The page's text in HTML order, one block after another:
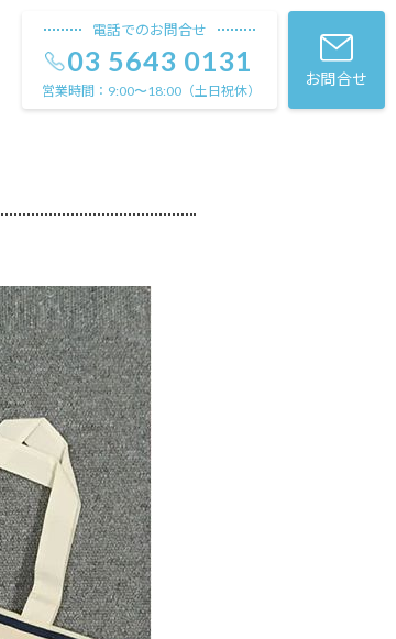
電話でのお問合せ
03 5643 0131
営業時間： 9:00〜18:00（土日祝休）
お問合せ